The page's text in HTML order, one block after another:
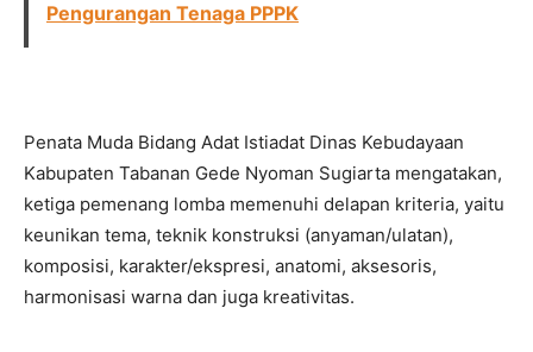
Pengurangan Tenaga PPPK
Penata Muda Bidang Adat Istiadat Dinas Kebudayaan
Kabupaten Tabanan Gede Nyoman Sugiarta mengatakan,
ketiga pemenang lomba memenuhi delapan kriteria, yaitu
keunikan tema, teknik konstruksi (anyaman/ulatan),
komposisi, karakter/ekspresi, anatomi, aksesoris,
harmonisasi warna dan juga kreativitas.